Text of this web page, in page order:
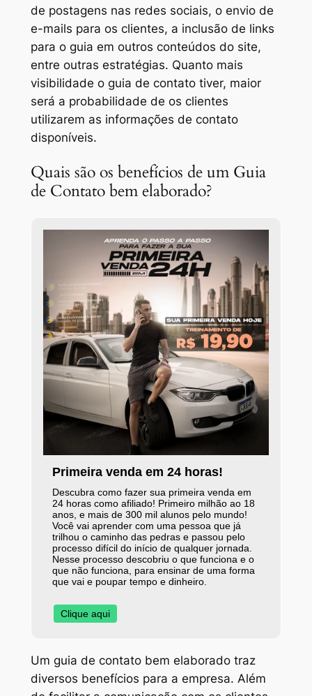
de postagens nas redes sociais, o envio de
e-mails para os clientes, a inclusão de links
para o guia em outros conteúdos do site,
entre outras estratégias. Quanto mais
visibilidade o guia de contato tiver, maior
será a probabilidade de os clientes
utilizarem as informações de contato
disponíveis.
Quais são os benefícios de um Guia
de Contato bem elaborado?
Primeira venda em 24 horas!
Descubra como fazer sua primeira venda em
24 horas como afiliado! Primeiro milhão ao 18
anos, e mais de 300 mil alunos pelo mundo!
Você vai aprender com uma pessoa que já
trilhou o caminho das pedras e passou pelo
processo difícil do início de qualquer jornada.
Nesse processo descobriu o que funciona e o
que não funciona, para ensinar de uma forma
que vai e poupar tempo e dinheiro.
Clique aqui
Um guia de contato bem elaborado traz
diversos benefícios para a empresa. Além